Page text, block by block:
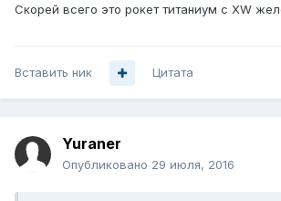
Скорей всего это рокет титаниум с XW
Вставить ник Цитата
Yuraner
Опубликовано 29 июля, 2016